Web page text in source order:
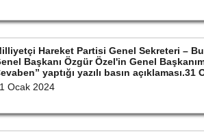
Hareket Partisi Genel Sekreteri –
Başkanı Özgür Özel'in Genel
yaptığı yazılı basın açıklaması.31
Ocak 2024